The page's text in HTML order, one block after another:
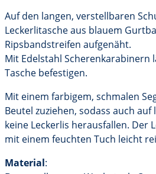
Auf den langen, verstellbaren
Leckerlitasche aus blauem
Ripsbandstreifen aufgenäht.
Mit Edelstahl Scherenkarabinern
Tasche befestigen.
Mit einem farbigem, schmalen
Beutel zuziehen, sodass auch
keine Leckerlis herausfallen. Der
mit einem feuchten Tuch leicht
Material: